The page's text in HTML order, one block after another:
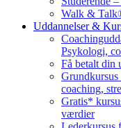
Walk &
Uddannelser &
Psykologi,
Få betalt din
coaching,
Gratis*
værdier